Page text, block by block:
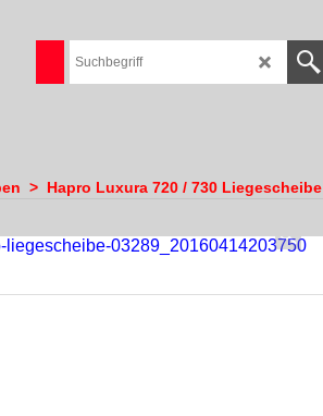
> Hapro Luxura 720 / 730 Liegescheibe